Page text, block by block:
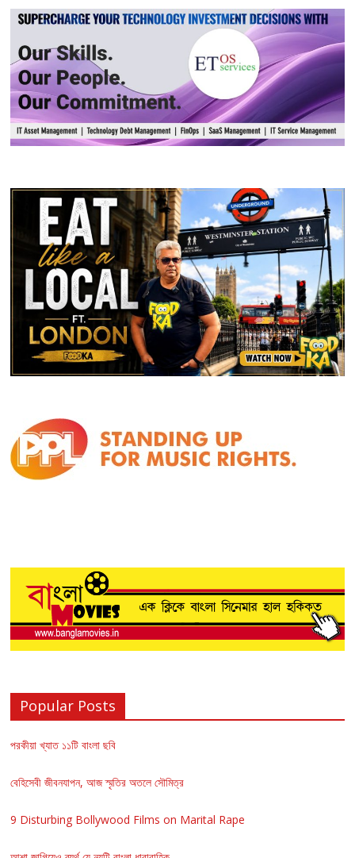
Popular Posts
পরকীয়া খ্যাত ১১টি বাংলা ছবি
বেহিসেবী জীবনযাপন, আজ স্মৃতির অতলে সৌমিত্র
9 Disturbing Bollywood Films on Marital Rape